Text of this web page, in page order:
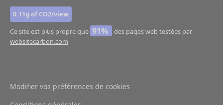
0.11g of CO2/view
Ce site est plus propre que 91%
des pages web testées par
websitecarbon.com
Modifier vos préférences de cookies